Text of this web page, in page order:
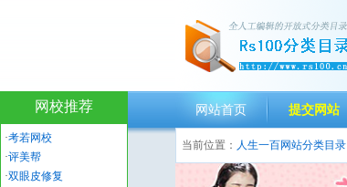
网站首页 提交网站
当前位置： 人生一百网站分类目录
网校推荐
·考若网校
·评美帮
·双眼皮修复